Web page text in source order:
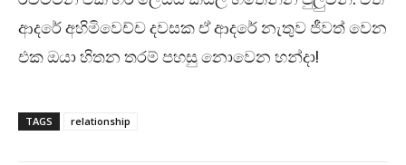
ආදරේ අහිමිවෙච්ච දවසක ඒ ආදරේ නැතුව ජීවත් වෙන
එක ඔයා හිතන තරම් පහසු නොවෙන හන්දා!
TAGS relationship